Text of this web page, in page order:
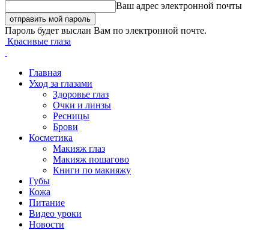
Ваш адрес электронной почты
Пароль будет выслан Вам по электронной почте.
Красивые глаза
Главная
Уход за глазами
Здоровье глаз
Очки и линзы
Ресницы
Брови
Косметика
Макияж глаз
Макияж пошагово
Книги по макияжу
Губы
Кожа
Питание
Видео уроки
Новости